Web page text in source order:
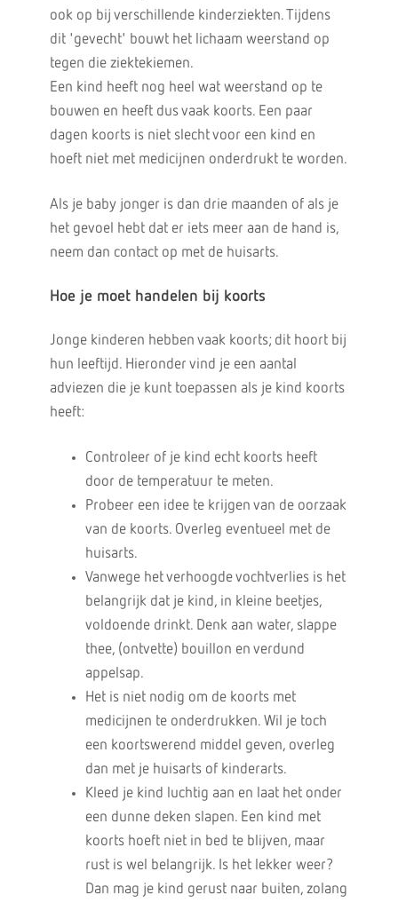
ook op bij verschillende kinderziekten. Tijdens
dit 'gevecht' bouwt het lichaam weerstand op
tegen die ziektekiemen.
Een kind heeft nog heel wat weerstand op te
bouwen en heeft dus vaak koorts. Een paar
dagen koorts is niet slecht voor een kind en
hoeft niet met medicijnen onderdrukt te worden.
Als je baby jonger is dan drie maanden of als je
het gevoel hebt dat er iets meer aan de hand is,
neem dan contact op met de huisarts.
Hoe je moet handelen bij koorts
Jonge kinderen hebben vaak koorts; dit hoort bij
hun leeftijd. Hieronder vind je een aantal
adviezen die je kunt toepassen als je kind koorts
heeft:
Controleer of je kind echt koorts heeft
door de temperatuur te meten.
Probeer een idee te krijgen van de oorzaak
van de koorts. Overleg eventueel met de
huisarts.
Vanwege het verhoogde vochtverlies is het
belangrijk dat je kind, in kleine beetjes,
voldoende drinkt. Denk aan water, slappe
thee, (ontvette) bouillon en verdund
appelsap.
Het is niet nodig om de koorts met
medicijnen te onderdrukken. Wil je toch
een koortswerend middel geven, overleg
dan met je huisarts of kinderarts.
Kleed je kind luchtig aan en laat het onder
een dunne deken slapen. Een kind met
koorts hoeft niet in bed te blijven, maar
rust is wel belangrijk. Is het lekker weer?
Dan mag je kind gerust naar buiten, zolang